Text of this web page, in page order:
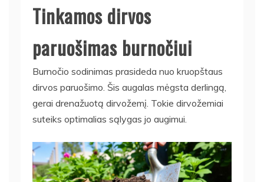
Tinkamos dirvos
paruošimas burnočiui
Burnočio sodinimas prasideda nuo kruopštaus
dirvos paruošimo. Šis augalas mėgsta derlingą,
gerai drenažuotą dirvožemį. Tokie dirvožemiai
suteiks optimalias sąlygas jo augimui.